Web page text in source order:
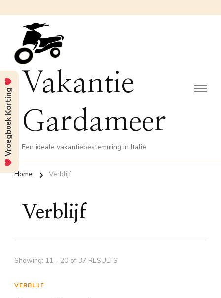
Vakantie
Gardameer
Een ideale vakantiebestemming in Italië
Home Verblijf
Verblijf
Showing: 11 - 20 of 37 RESULTS
VERBLIJF
Vroegboek Korting